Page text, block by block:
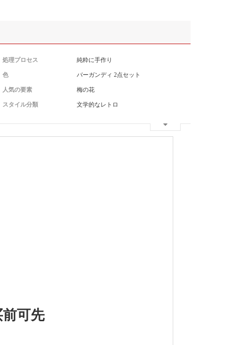
処理プロセス 純粋に手作り
色 バーガンディ 2点セット
人気の要素 梅の花
スタイル分類 文学的なレトロ